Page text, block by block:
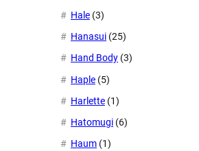
Hale (3)
Hanasui (25)
Hand Body (3)
Haple (5)
Harlette (1)
Hatomugi (6)
Haum (1)